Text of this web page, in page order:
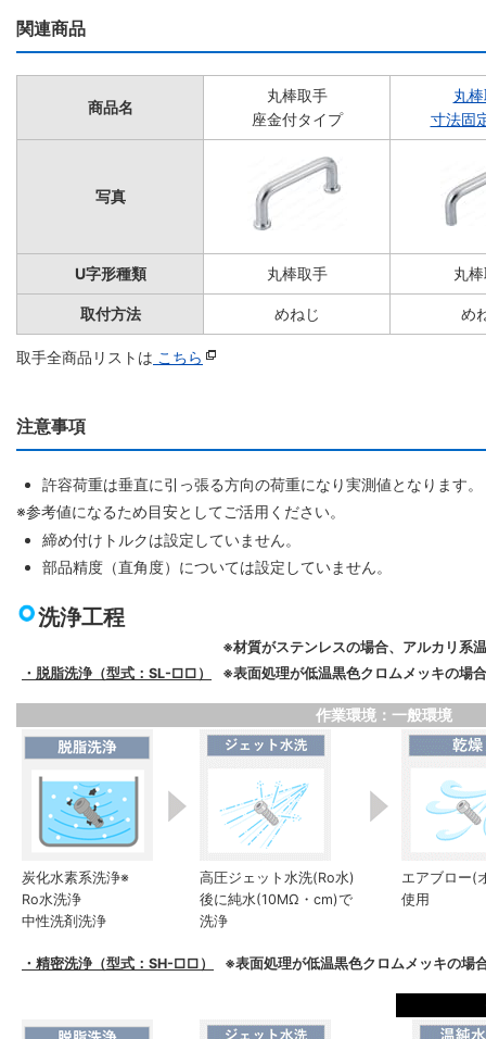
関連商品
商品名
丸棒取手
座金付タイプ
丸
寸法固
写真
U字形種類 丸棒取手 丸
取付方法 めねじ め
取手全商品リストは こちら
注意事項
許容荷重は垂直に引っ張る方向の荷重になり実測値となります。
※参考値になるため目安としてご活用ください。
締め付けトルクは設定していません。
部品精度（直角度）については設定していません。
洗浄工程
※材質がステンレスの場合、アルカリ系
・脱脂洗浄（型式：SL-□□）
※表面処理が低温黒色クロムメッキの場
作業環境：一般環境
炭化水素系洗浄※
Ro水洗浄
中性洗剤洗浄
高圧ジェット水洗(Ro水)
後に純水(10MΩ・cm)で
洗浄
エアブロー(
使用
・精密洗浄（型式：SH-□□） ※表面処理が低温黒色クロムメッキの場